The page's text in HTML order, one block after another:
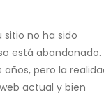
sitio no ha sido
está abandonado.
pero la
actual y bien